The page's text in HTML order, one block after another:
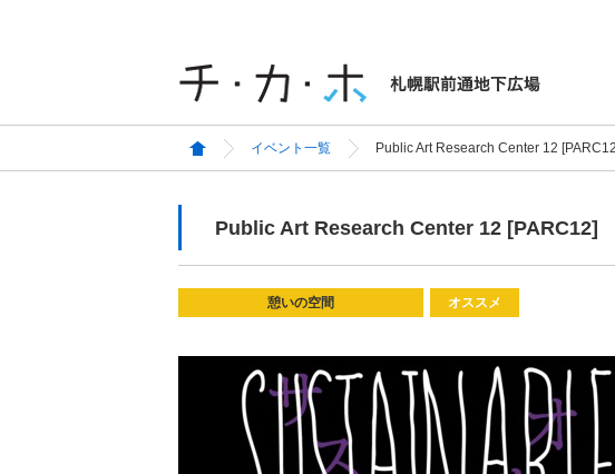
イベント一覧 Public Art Research Center 12
Public Art Research Center 12 [PARC12]
憩いの空間 オススメ